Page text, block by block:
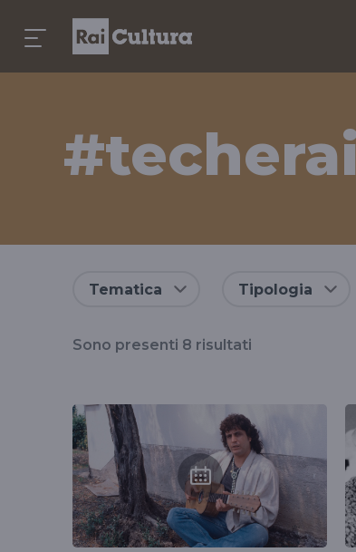
#techerai
tag
#techerai
Tematica Tipologia
Sono presenti 8 risultati